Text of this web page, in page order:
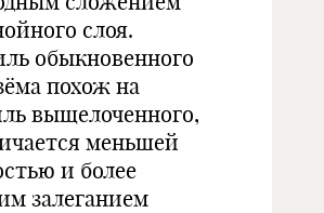
слоя.
обыкновенного
похож на
выщелоченного,
меньшей
и более
залеганием